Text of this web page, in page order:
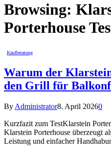
Browsing:
Porterhouse
Kaufberatung
Warum der
den Grill für
By Administrator8. April 20260
Kurzfazit zum TestKlarstein
Klarstein Porterhouse überzeugt
Leistung und einfacher